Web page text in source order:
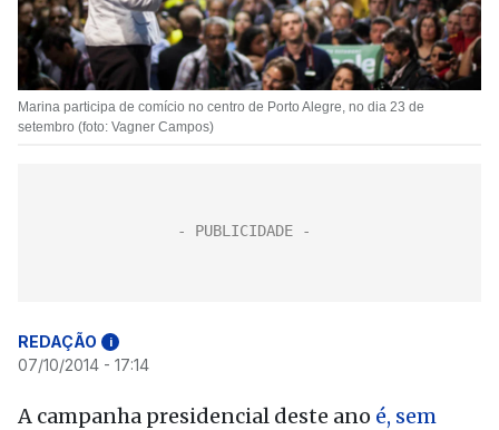
Marina participa de comício no centro de Porto Alegre, no dia 23 de
setembro (foto: Vagner Campos)
REDAÇÃO i
07/10/2014 - 17:14
A campanha presidencial deste ano é, sem